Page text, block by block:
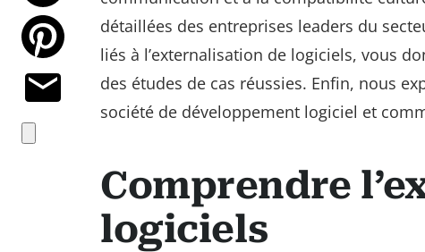
détaillées des entreprises leaders du
liés à l’externalisation de logiciels, vous
des études de cas réussies. Enfin, nous
société de développement logiciel et
Comprendre
logiciels